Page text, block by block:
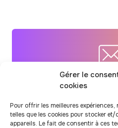
Gérer le
cookies
Pour offrir les meilleures
telles que les cookies pour stocker
appareils. Le fait de consentir à ces
Inscription à
Pour suivre notre
dernières